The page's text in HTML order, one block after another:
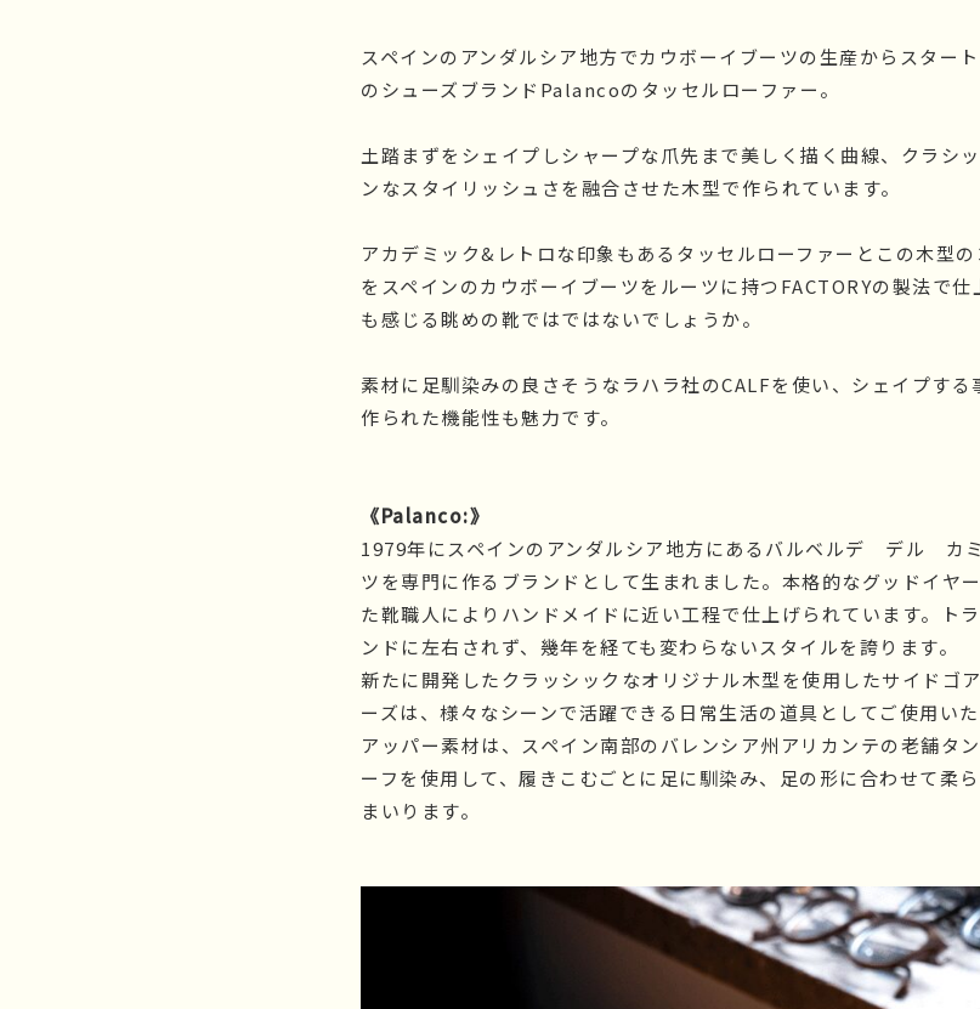
スペインのアンダルシア地方でカウボーイブーツの生産からスター
のシューズブランドPalancoのタッセルローファー。
土踏まずをシェイプしシャープな爪先まで美しく描く曲線、クラシ
ンなスタイリッシュさを融合させた木型で作られています。
アカデミック&レトロな印象もあるタッセルローファーとこの木型
をスペインのカウボーイブーツをルーツに持つFACTORYの製法で
も感じる眺めの靴ではではないでしょうか。
素材に足馴染みの良さそうなラハラ社のCALFを使い、シェイプす
作られた機能性も魅力です。
《Palanco:》
1979年にスペインのアンダルシア地方にあるバルベルデ デル カ
ツを専門に作るブランドとして生まれました。本格的なグッドイヤ
た靴職人によりハンドメイドに近い工程で仕上げられています。ト
ンドに左右されず、幾年を経ても変わらないスタイルを誇ります。
新たに開発したクラッシックなオリジナル木型を使用したサイドゴ
ーズは、様々なシーンで活躍できる日常生活の道具としてご使用いた
アッパー素材は、スペイン南部のバレンシア州アリカンテの老舗タ
ーフを使用して、履きこむごとに足に馴染み、足の形に合わせて柔
まいります。